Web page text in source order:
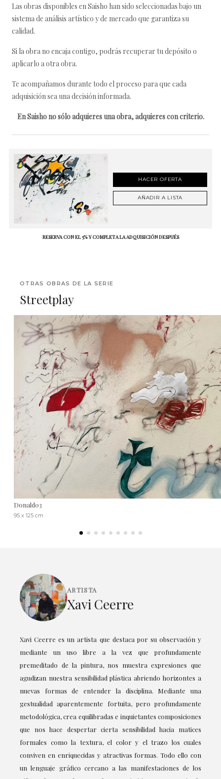
Las obras disponibles en Saisho han sido seleccionadas bajo un
sistema de análisis artístico y de mercado que garantiza su
calidad.
Si la obra no encaja contigo, podrás recuperar tu depósito o
aplicarlo a otra obra.
Te acompañamos durante todo el proceso para que cada
adquisición sea una decisión informada.
En Saisho no sólo adquieres una obra, adquieres con criterio.
HACER OFERTA
AÑADIR A LISTA
RESERVA CON EL 5% Y COMPLETA LA ADQUISICIÓN DESPUÉS
OTRAS OBRAS DE LA SERIE
Streetplay
Donald03
95 x 125 cm
ARTISTA
Xavi Ceerre
Xavi Ceerre es un artista que destaca por su observación y
mediante un uso libre a la vez que profundamente
premeditado de la pintura, nos muestra expresiones que
agudizan nuestra sensibilidad plástica abriendo horizontes a
nuevas formas de entender la disciplina. Mediante una
gestualidad aparentemente fortuita, pero profundamente
metodológica, crea equilibradas e inquietantes composiciones
que nos hace despertar cierta sensibilidad hacia matices
formales como la textura, el color y el trazo los cuales
conviven en enriquecidas y atractivas formas. Todo ello con
un lenguaje gráfico cercano a las manifestaciones de los